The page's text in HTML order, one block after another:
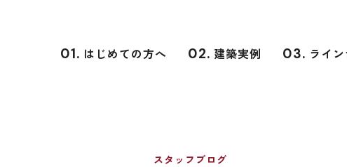
01. はじめての方へ 02. 建築実例 03. ライ
スタッフブログ